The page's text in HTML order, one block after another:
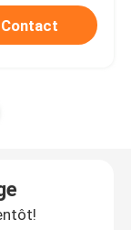
Contact